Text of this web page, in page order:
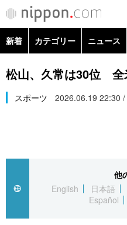
新着 カテゴリー ニュース
政治・外交
経済・ビジネス
社会
文化
科学・技術
松山、久常は30位 全
スポーツ 2026.06.19 22:30
他
English
日本語
Español